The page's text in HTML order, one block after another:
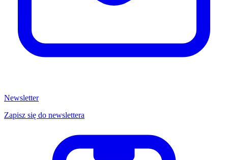
Newsletter
Zapisz się do newslettera